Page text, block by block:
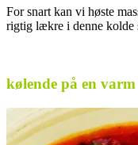
For snart kan vi høste
rigtig lækre i denne kolde
kølende på en